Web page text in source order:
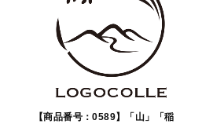
【商品番号：0589】「山」「稲